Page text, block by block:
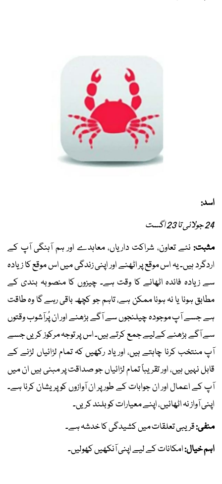
اسد:
24 جولائی تا 23 اگست
مثبت: نئے تعاون، شراکت داریاں، معاہدے اور ہم آہنگی آپ کے
اردگرد ہیں۔ یہ اس موقع پر اٹھنے اور اپنی زندگی میں اس موقع کا زیادہ
سے زیادہ فائدہ اٹھانے کا وقت ہے۔ چیزوں کا منصوبہ بندی کے
مطابق ہونا یا نہ ہونا ممکن ہے، تاہم جو کچھ باقی رہے گا وہ طاقت
ہے جسے آپ موجودہ چیلنجوں سے آگے بڑھنے اور ان پُرآشوب وقتوں
سے آگے بڑھنے کےلیے جمع کرتے ہیں۔ اس پر توجہ مرکوز کریں جسے
آپ منتخب کرنا چاہتے ہیں، اور یاد رکھیں کہ تمام لڑائیاں لڑنے کے
قابل نہیں ہیں، اور تقریباً تمام لڑائیاں جو صداقت پر مبنی ہیں ان میں
آپ کے اعمال اور ان جوابات کے طور پر ان آوازوں کو پریشان کرنا ہے۔
اپنی آواز نہ اٹھائیں، اپنے معیارات کو بلند کریں۔
منفی:قریبی تعلقات میں کشیدگی کا خدشہ ہے۔
اہم خیال:امکانات کے لیے اپنی آنکھیں کھولیں۔